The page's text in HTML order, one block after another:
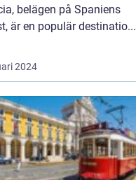
belägen på Spaniens
är en populär destinatio...
2024